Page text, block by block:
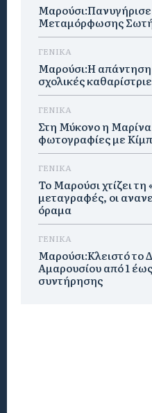
Μεταμόρφωσης
ΓΕΝΙΚΑ
Μαρούσι:Η απάντηση
σχολικές
ΓΕΝΙΚΑ
Στη Μύκονο η Μαρίνα
φωτογραφίες με
ΓΕΝΙΚΑ
Το Μαρούσι χτίζει
μεταγραφές, οι
όραμα
ΓΕΝΙΚΑ
Μαρούσι:Κλειστό το
Αμαρουσίου από 1
συντήρησης